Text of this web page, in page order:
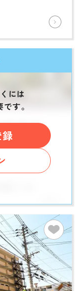
には
す。